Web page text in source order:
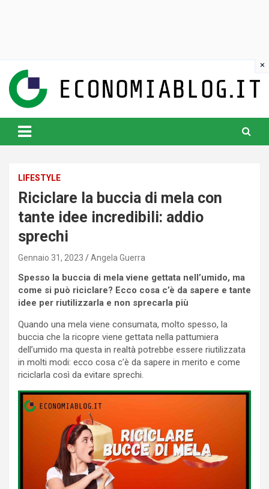
content
www.economiablog.it
LIFESTYLE
Riciclare la buccia di mela con
tante idee incredibili: addio
sprechi
Gennaio 31, 2023 Angela Guerra
Spesso la buccia di mela viene gettata nell’umido, ma
come si può riciclare? Ecco cosa c’è da sapere e tante
idee per riutilizzarla e non sprecarla più
Quando una mela viene consumata, molto spesso, la
buccia che la ricopre viene gettata nella pattumiera
dell’umido ma questa in realtà potrebbe essere riutilizzata
in molti modi: ecco cosa c’è da sapere in merito e come
riciclarla così da evitare sprechi.